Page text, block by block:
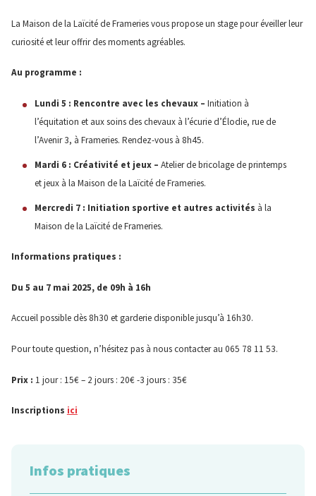
La Maison de la Laïcité de Frameries vous propose un stage pour éveiller leur
curiosité et leur offrir des moments agréables.
Au programme :
Lundi 5 : Rencontre avec les chevaux –Initiation à
l’équitation et aux soins des chevaux à l’écurie d’Élodie, rue de
l’Avenir 3, à Frameries. Rendez-vous à 8h45.
Mardi 6 : Créativité et jeux –Atelier de bricolage de printemps
et jeux à la Maison de la Laïcité de Frameries.
Mercredi 7 : Initiation sportive et autres activités à la
Maison de la Laïcité de Frameries.
Informations pratiques :
Du 5 au 7 mai 2025, de 09h à 16h
Accueil possible dès 8h30 et garderie disponible jusqu’à 16h30.
Pour toute question, n’hésitez pas à nous contacter au 065 78 11 53.
Prix : 1 jour : 15€ – 2 jours : 20€ -3 jours : 35€
Inscriptions ici
Infos pratiques